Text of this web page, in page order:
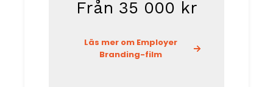
Från 35 000 kr
Läs mer om Employer
Branding-film